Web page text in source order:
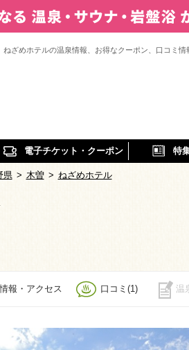
ねざめホテルの温泉情報、お得なクーポン、口コミ情
電子チケット・クーポン 特
県 > 木曽 > ねざめホテル
報・アクセス 口コミ(1) 温